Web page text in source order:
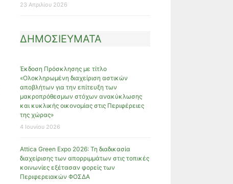
23 Απριλίου 2026
ΔΗΜΟΣΙΕΥΜΑΤΑ
Έκδοση Πρόσκλησης με τίτλο
«Ολοκληρωμένη διαχείριση αστικών
αποβλήτων για την επίτευξη των
μακροπρόθεσμων στόχων ανακύκλωσης
και κυκλικής οικονομίας στις Περιφέρειες
της χώρας»
4 Ιουνίου 2026
Attica Green Expo 2026: Τη διαδικασία
διαχείρισης των απορριμμάτων στις τοπικές
κοινωνίες εξέτασαν φορείς των
Περιφερειακών ΦΟΣΔΑ